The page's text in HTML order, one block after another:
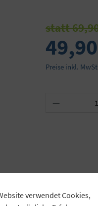
statt
Preise inkl.
Produkt
verwendet Cookies,